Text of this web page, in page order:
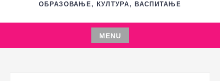
ОБРАЗОВАЊЕ, КУЛТУРА, ВАСПИТАЊЕ
MENU
Skip
content